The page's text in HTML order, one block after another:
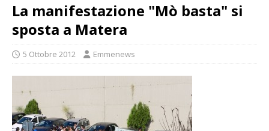
La manifestazione "Mò basta" si
sposta a Matera
5 Ottobre 2012 Emmenews